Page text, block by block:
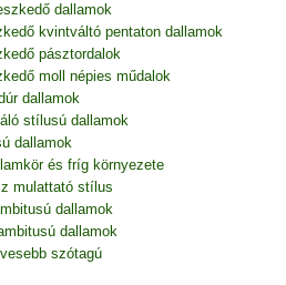
dallamok
kvintváltó pentaton dallamok
pásztordalok
moll népies műdalok
dallamok
stílusú dallamok
dallamok
és fríg környezete
mulattató stílus
dallamok
dallamok
szótagú